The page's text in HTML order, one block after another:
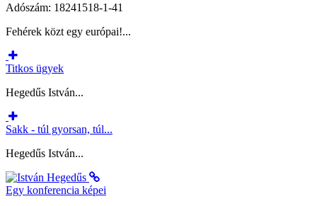
Adószám: 18241518-1-41
Fehérek közt egy európai!...
Titkos ügyek
Hegedűs István...
Sakk - túl gyorsan, túl...
Hegedűs István...
Egy konferencia képei